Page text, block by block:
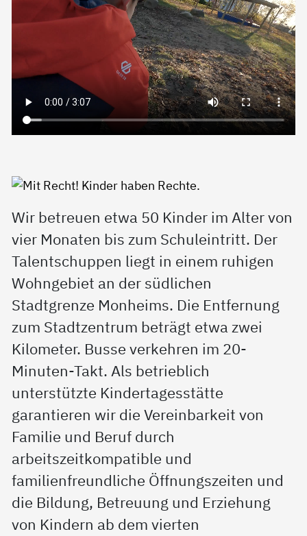
Wir betreuen etwa 50 Kinder im Alter von
vier Monaten bis zum Schuleintritt. Der
Talentschuppen liegt in einem ruhigen
Wohngebiet an der südlichen
Stadtgrenze Monheims. Die Entfernung
zum Stadtzentrum beträgt etwa zwei
Kilometer. Busse verkehren im 20-
Minuten-Takt. Als betrieblich
unterstützte Kindertagesstätte
garantieren wir die Vereinbarkeit von
Familie und Beruf durch
arbeitszeitkompatible und
familienfreundliche Öffnungszeiten und
die Bildung, Betreuung und Erziehung
von Kindern ab dem vierten